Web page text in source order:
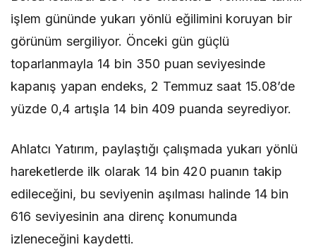
işlem gününde yukarı yönlü eğilimini koruyan bir
görünüm sergiliyor. Önceki gün güçlü
toparlanmayla 14 bin 350 puan seviyesinde
kapanış yapan endeks, 2 Temmuz saat 15.08’de
yüzde 0,4 artışla 14 bin 409 puanda seyrediyor.
Ahlatcı Yatırım, paylaştığı çalışmada yukarı yönlü
hareketlerde ilk olarak 14 bin 420 puanın takip
edileceğini, bu seviyenin aşılması halinde 14 bin
616 seviyesinin ana direnç konumunda
izleneceğini kaydetti.